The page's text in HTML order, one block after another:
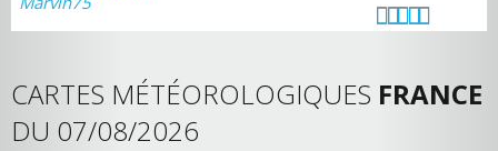
CARTES MÉTÉOROLOGIQUES FRANCE
DU 07/08/2026